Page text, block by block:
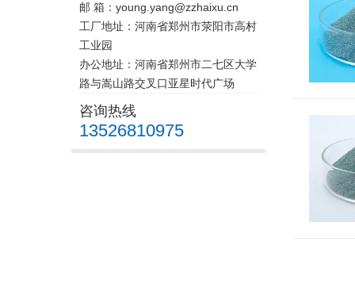
邮 箱：young.yang@zzhaixu.cn
工厂地址：河南省郑州市荥阳市高村
工业园
办公地址：河南省郑州市二七区大学
路与嵩山路交叉口亚星时代广场
咨询热线
13526810975